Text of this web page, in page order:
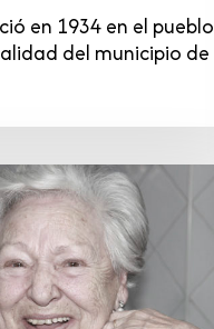
en 1934 en el pueblo
del municipio de